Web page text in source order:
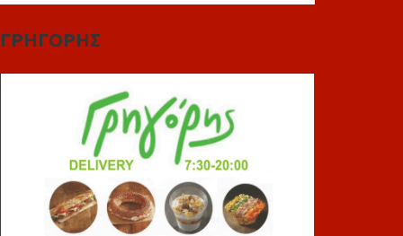
ΓΡΗΓΟΡΗΣ